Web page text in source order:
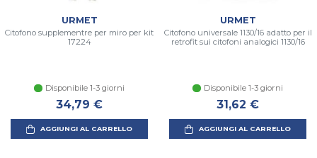
URMET
Citofono supplementre per miro per kit
17224
Disponibile 1-3 giorni
34,79 €
AGGIUNGI AL CARRELLO
URMET
Citofono universale 1130/16 adatto per il
retrofit sui citofoni analogici 1130/16
Disponibile 1-3 giorni
31,62 €
AGGIUNGI AL CARRELLO